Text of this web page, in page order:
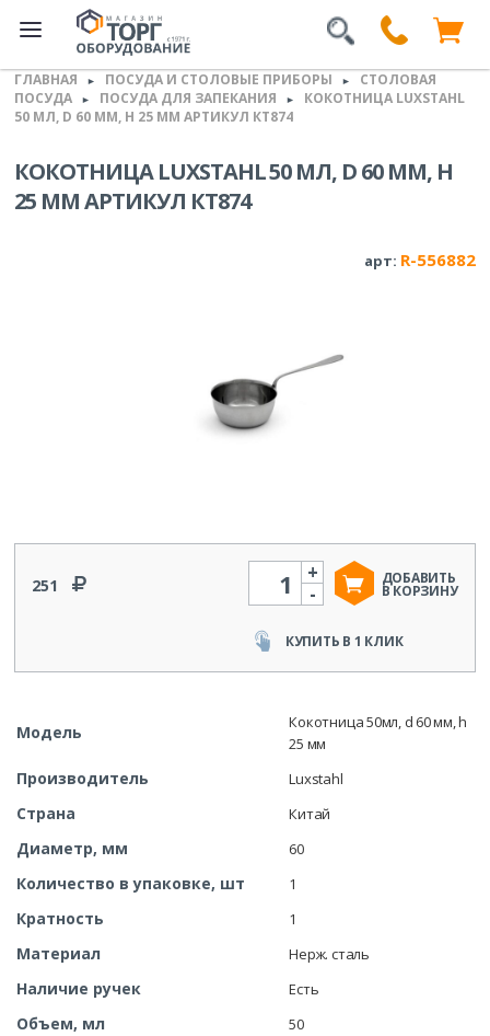
ГЛАВНАЯ ► ПОСУДА И СТОЛОВЫЕ ПРИБОРЫ ►
СТОЛОВАЯ
ПОСУДА
► ПОСУДА ДЛЯ ЗАПЕКАНИЯ ►
КОКОТНИЦА LUXSTAHL
50 МЛ, D 60 ММ, H 25 ММ АРТИКУЛ КТ874
КОКОТНИЦА LUXSTAHL 50 МЛ, D 60 ММ, H
25 ММ АРТИКУЛ КТ874
арт: R-556882
251
Количество
-
+ ДОБАВИТЬ
В КОРЗИНУ
КУПИТЬ В 1 КЛИК
Модель
Кокотница 50мл, d 60 мм, h
25 мм
Производитель Luxstahl
Страна Китай
Диаметр, мм 60
Количество в упаковке, шт 1
Кратность 1
Материал Нерж. сталь
Наличие ручек Есть
Объем, мл 50